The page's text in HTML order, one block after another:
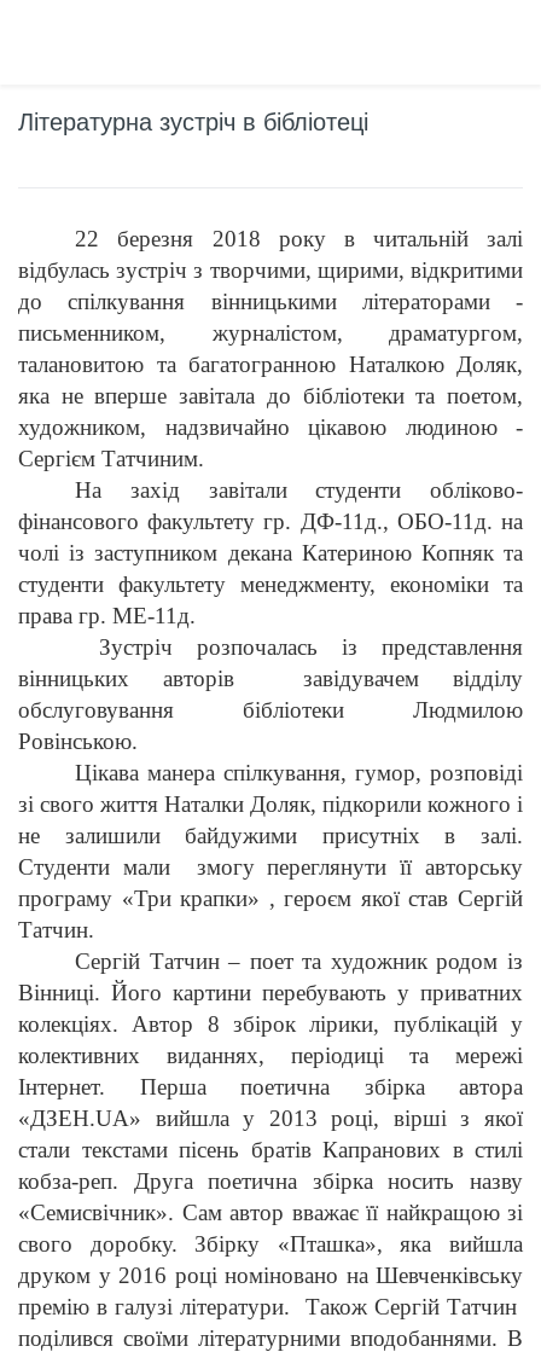
Літературна зустріч в бібліотеці
22 березня 2018 року в читальній залі
відбулась зустріч з творчими, щирими, відкритими
до спілкування вінницькими літераторами -
письменником, журналістом, драматургом,
талановитою та багатогранною Наталкою Доляк,
яка не вперше завітала до бібліотеки та поетом,
художником, надзвичайно цікавою людиною -
Сергієм Татчиним.
На захід завітали студенти обліково-
фінансового факультету гр. ДФ-11д., ОБО-11д. на
чолі із заступником декана Катериною Копняк та
студенти факультету менеджменту, економіки та
права гр. МЕ-11д.
Зустріч розпочалась із представлення
вінницьких авторів завідувачем відділу
обслуговування бібліотеки Людмилою
Ровінською.
Цікава манера спілкування, гумор, розповіді
зі свого життя Наталки Доляк, підкорили кожного і
не залишили байдужими присутніх в залі.
Студенти мали змогу переглянути її авторську
програму «Три крапки» , героєм якої став Сергій
Татчин.
Сергій Татчин – поет та художник родом із
Вінниці. Його картини перебувають у приватних
колекціях. Автор 8 збірок лірики, публікацій у
колективних виданнях, періодиці та мережі
Інтернет. Перша поетична збірка автора
«ДЗЕН.UA» вийшла у 2013 році, вірші з якої
стали текстами пісень братів Капранових в стилі
кобза-реп. Друга поетична збірка носить назву
«Семисвічник». Сам автор вважає її найкращою зі
свого доробку. Збірку «Пташка», яка вийшла
друком у 2016 році номіновано на Шевченківську
премію в галузі літератури. Також Сергій Татчин
поділився своїми літературними вподобаннями. В